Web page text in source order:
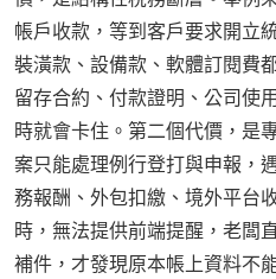
帳戶收款，等到客戶要求開立
裝潢款、設備款、軟體訂閱費
留存合約、付款證明、公司使
時就會卡住。第二個代價，是
案只能處理例行登打與申報，
務報酬、外包扣繳、境外平台
時，無法提供前端提醒，老闆
補件，才發現原本帳上資料不